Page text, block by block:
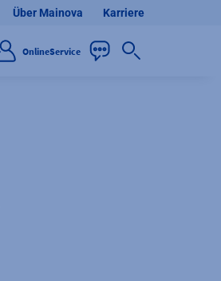
Über Mainova Karriere
OnlineService